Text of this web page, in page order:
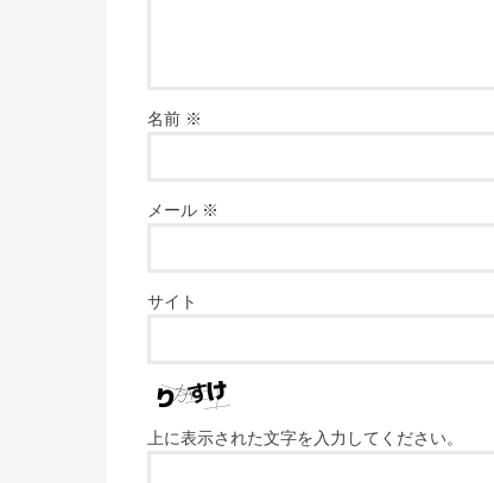
名前 ※
メール ※
サイト
上に表示された文字を入力してください。